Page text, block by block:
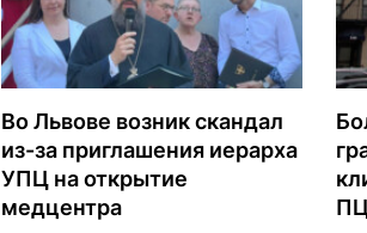
Во Львове возник скандал
из-за приглашения иерарха
УПЦ на открытие
медцентра